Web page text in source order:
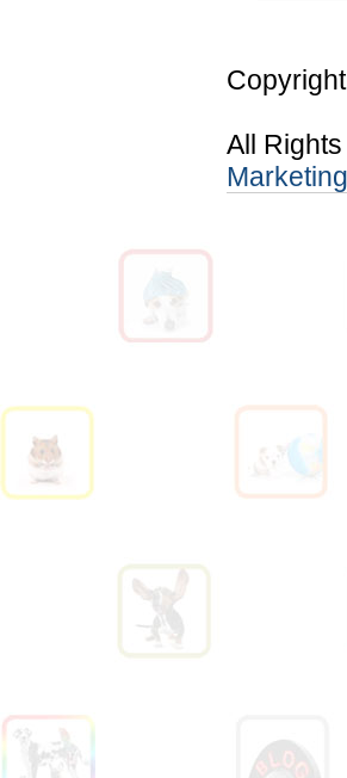
All
Marketing